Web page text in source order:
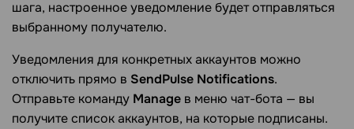
шага, настроенное уведомление будет отправляться
выбранному получателю.
Уведомления для конкретных аккаунтов можно
отключить прямо в SendPulse Notifications.
Отправьте команду Manage в меню чат-бота — вы
получите список аккаунтов, на которые подписаны.